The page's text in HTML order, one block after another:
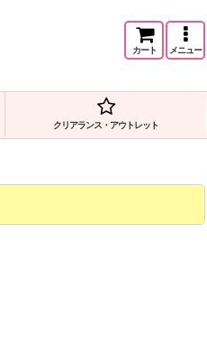
カート メニュー
クリアランス・アウトレット